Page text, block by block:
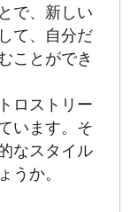
で、新しい
て、自分だ
ことができ
ロストリー
います。そ
なスタイル
うか。